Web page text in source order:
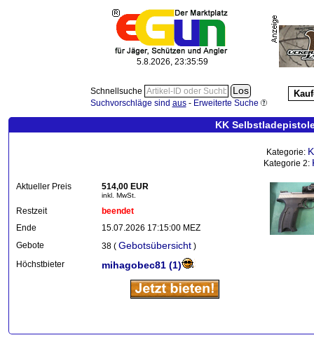
5.8.2026, 23:36:00
Schnellsuche
Suchvorschläge sind aus- Erweiterte Suche
KK
Kategorie:
Kategorie 2:
Aktueller Preis 514,00 EUR
inkl. MwSt.
Restzeit
beendet
Ende
15.07.2026 17:15:00 MEZ
Gebote
38 ( Gebotsübersicht )
Höchstbieter
mihagobec81 (1)